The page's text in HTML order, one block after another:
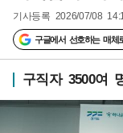
기사등록 2026/07/08
구글에서 선호하는 매체
구직자 3500여